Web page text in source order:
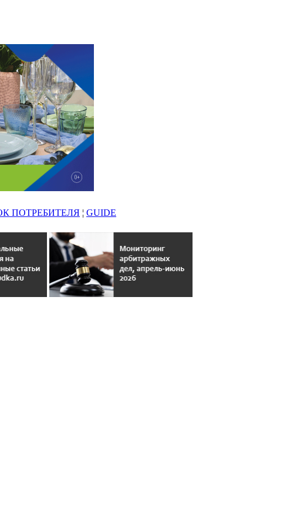
ПОТРЕБИТЕЛЯ ¦ GUIDE